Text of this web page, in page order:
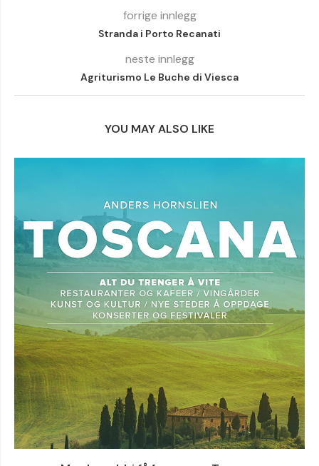
forrige innlegg
Stranda i Porto Recanati
neste innlegg
Agriturismo Le Buche di Viesca
YOU MAY ALSO LIKE